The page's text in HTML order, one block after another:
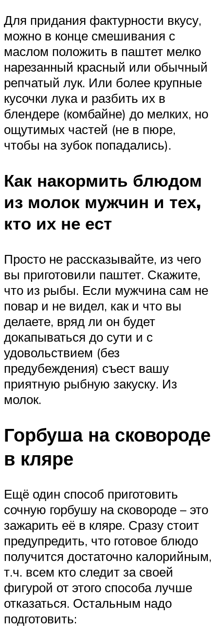
Для придания фактурности вкусу,
можно в конце смешивания с
маслом положить в паштет мелко
нарезанный красный или обычный
репчатый лук. Или более крупные
кусочки лука и разбить их в
блендере (комбайне) до мелких, но
ощутимых частей (не в пюре,
чтобы на зубок попадались).
Как накормить блюдом
из молок мужчин и тех,
кто их не ест
Просто не рассказывайте, из чего
вы приготовили паштет. Скажите,
что из рыбы. Если мужчина сам не
повар и не видел, как и что вы
делаете, вряд ли он будет
докапываться до сути и с
удовольствием (без
предубеждения) съест вашу
приятную рыбную закуску. Из
молок.
Горбуша на сковороде
в кляре
Ещё один способ приготовить
сочную горбушу на сковороде – это
зажарить её в кляре. Сразу стоит
предупредить, что готовое блюдо
получится достаточно калорийным,
т.ч. всем кто следит за своей
фигурой от этого способа лучше
отказаться. Остальным надо
подготовить: